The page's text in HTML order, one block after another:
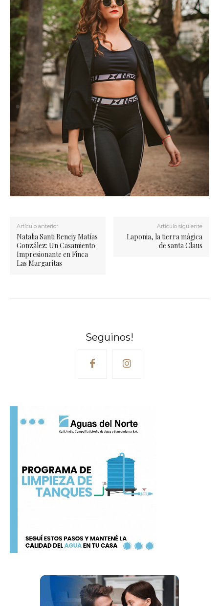
Artículo anterior
Natalia Santi Benciy Matías
González: Un Casamiento
Impresionante en Finca
Las Margaritas
Artículo siguiente
Laponia, la tierra mágica
de santa Claus
Seguinos!